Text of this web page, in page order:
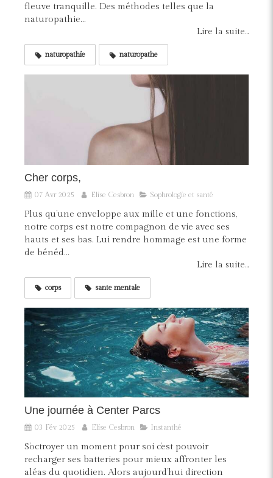
fleuve tranquille. Des méthodes telles que la
naturopathie...
Lire la suite...
naturopathie naturopathe
Cher corps,
07 Avr 2025 Elise Cesbron Sophrologie et santé
Plus qu’une enveloppe aux mille et une fonctions,
notre corps est notre compagnon de vie avec ses
hauts et ses bas. Lui rendre hommage est une forme
de bénéd...
Lire la suite...
corps sante mentale
Une journée à Center Parcs
03 Fév 2025 Elise Cesbron Instanthé
S’octroyer un moment pour soi c’est pouvoir
recharger ses batteries pour mieux affronter les
aléas du quotidien. Alors aujourd’hui direction